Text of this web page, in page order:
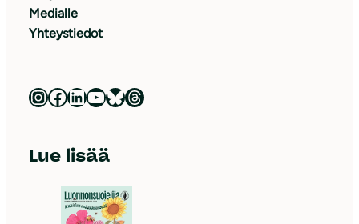
Medialle
Yhteystiedot
Luonnonsuojeluliitto Instagramissa Luonnonsuojeluliitto Facebookissa Luonnonsuojeluliitto LinkedInissä Luonnonsuojeluliiton YouTube-kanava Luonnonsuojeluliitto Blueskyssa Luonnonsuojeluliitto Threadsissa
Lue lisää